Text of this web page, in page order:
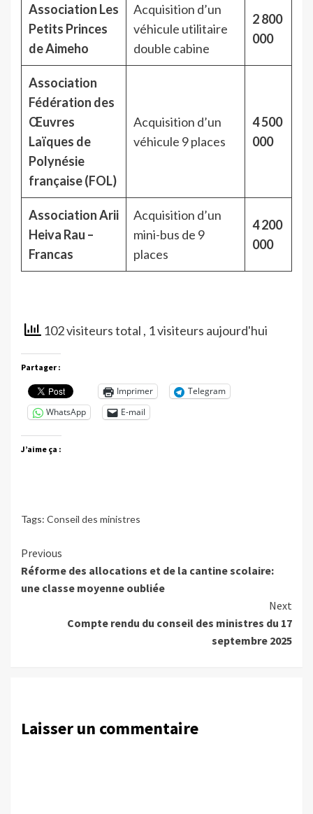
Association Les
Petits Princes
de Aimeho
Acquisition d’un
véhicule utilitaire
double cabine
2 800
000
Association
Fédération des
Œuvres
Laïques de
Polynésie
française (FOL)
Acquisition d’un
véhicule 9 places
4 500
000
Association Arii
Heiva Rau –
Francas
Acquisition d’un
mini-bus de 9
places
4 200
000
102 visiteurs total , 1 visiteurs aujourd'hui
Partager :
Imprimer
Telegram
WhatsApp
E-mail
J’aime ça :
Tags: Conseil des ministres
Continue
Reading
Previous
Réforme des allocations et de la cantine scolaire:
une classe moyenne oubliée
Next
Compte rendu du conseil des ministres du 17
septembre 2025
Laisser un commentaire